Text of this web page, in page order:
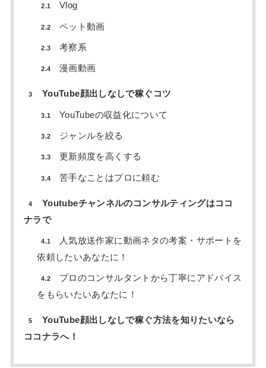
2.1 Vlog
2.2 ペット動画
2.3 考察系
2.4 漫画動画
3 YouTube顔出しなしで稼ぐコツ
3.1 YouTubeの収益化について
3.2 ジャンルを絞る
3.3 更新頻度を高くする
3.4 苦手なことはプロに頼む
4
Youtubeチャンネルのコンサルティングはココ
ナラで
4.1
人気放送作家に動画ネタの考案・サポートを
依頼したいあなたに！
4.2
プロのコンサルタントから丁寧にアドバイス
をもらいたいあなたに！
5
YouTube顔出しなしで稼ぐ方法を知りたいなら
ココナラへ！